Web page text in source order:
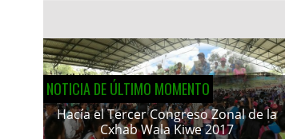
NOTICIA DE ÚLTIMO MOMENTO
Hacía el Tercer Congreso Zonal de la
Cxhab Wala Kiwe 2017